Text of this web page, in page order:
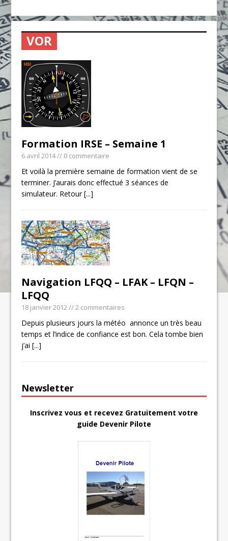
VOR
Formation IRSE – Semaine 1
6 avril 2014// 0 commentaire
Et voilà la première semaine de formation vient de se
terminer. J’aurais donc effectué 3 séances de
simulateur. Retour[...]
Navigation LFQQ – LFAK – LFQN –
LFQQ
18 janvier 2012// 2 commentaires
Depuis plusieurs jours la météo annonce un très beau
temps et l’indice de confiance est bon. Cela tombe bien
j’ai[...]
Newsletter
Inscrivez vous et recevez Gratuitement votre
guide Devenir Pilote